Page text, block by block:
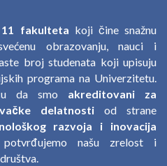
11 fakulteta koji čine snažnu
obrazovanju, nauci i
broj studenata koji upisuju
programa na Univerzitetu.
da smo akreditovani za
delatnosti od strane
razvoja i inovacija
našu zrelost i